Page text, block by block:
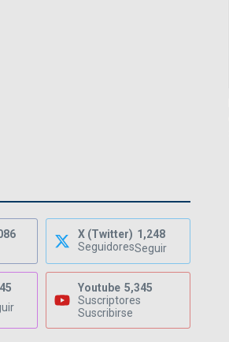
X (Twitter) 1,248
SeguidoresSeguir
Youtube 5,345
Suscriptores
Suscribirse